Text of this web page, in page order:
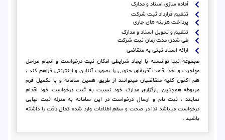
آماده سازی اسناد و مدارک
تنظیم قرارداد ثبت شرکت
پرداخت هزینه های جاری
تنظیم و تحویل اسناد و مدارک
طی شدن مدت زمان ثبت شرکت
ارائه اسناد ثبتی به متقاضی
مجموعه ثبتا توانسته با ایجاد شرایطی امکان ثبت درخواست و انجام مراحل
مهاجرت و اخذ اقامت آفریقای جنوبی را بصورت آنلاین و اینترنتی فراهم کند ،
هم اکنون کلیه متقاضیان میتوانند از طریق همین سامانه و با تکمیل فرم
مربوطه همچنین بارگزاری مدارک خود نسبت به ثبت درخواست خود اقدام
نمایند ، ثبت نام و ارسال درخواست در این سامانه به منزله ثبت نهایی
درخواست میباشد لذا در صحت و سقم اطلاعات وارد شده کمال دقت را داشته
باشید .